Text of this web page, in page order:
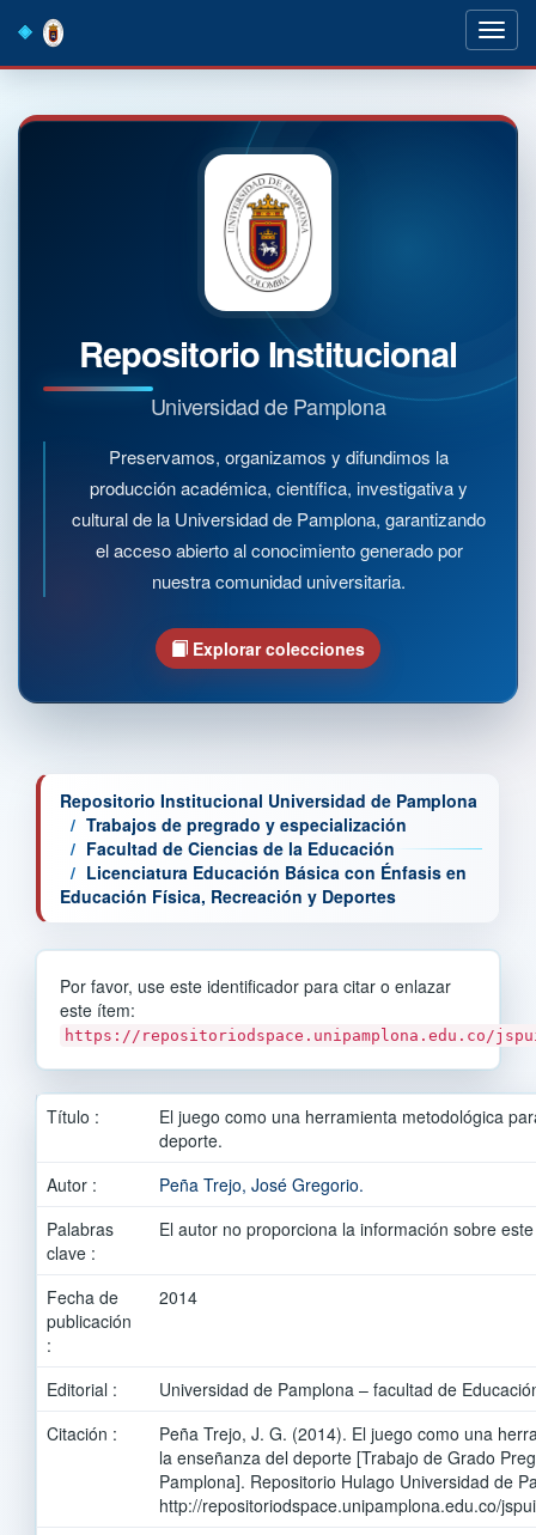
navigation
Repositorio Institucional
Universidad de Pamplona
Preservamos, organizamos y difundimos la
producción académica, científica, investigativa y
cultural de la Universidad de Pamplona, garantizando
el acceso abierto al conocimiento generado por
nuestra comunidad universitaria.
Explorar colecciones
Repositorio Institucional Universidad de Pamplona
Trabajos de pregrado y especialización
Facultad de Ciencias de la Educación
Licenciatura Educación Básica con Énfasis en
Educación Física, Recreación y Deportes
Por favor, use este identificador para citar o enlazar
este ítem:
https://repositoriodspace.unipamplona.edu.co/
Título :
El juego como una herramienta metodológica
deporte.
Autor :
Peña Trejo, José Gregorio.
Palabras
clave :
El autor no proporciona la información sobre
Fecha de
publicación
:
2014
Editorial :
Universidad de Pamplona – facultad de
Citación :
Peña Trejo, J. G. (2014). El juego como una
la enseñanza del deporte [Trabajo de Grado
Pamplona]. Repositorio Hulago Universidad de
http://repositoriodspace.unipamplona.edu.co/